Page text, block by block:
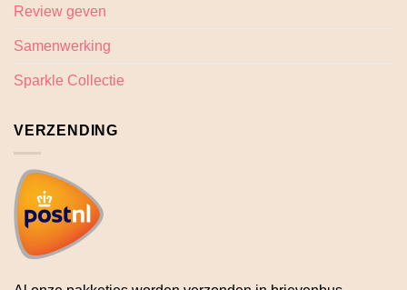
Review geven
Samenwerking
Sparkle Collectie
VERZENDING